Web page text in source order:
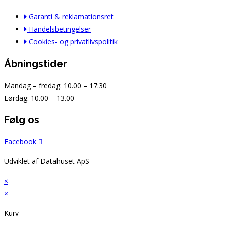
Garanti & reklamationsret
Handelsbetingelser
Cookies- og privatlivspolitik
Åbningstider
Mandag – fredag: 10.00 – 17:30
Lørdag: 10.00 – 13.00
Følg os
Facebook
Udviklet af Datahuset ApS
×
×
Kurv